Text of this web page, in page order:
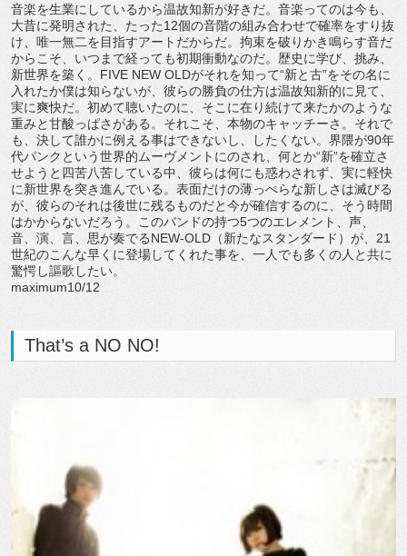
音楽を生業にしているから温故知新が好きだ。音楽ってのは今も、
大昔に発明された、たった12個の音階の組み合わせで確率をすり抜
け、唯一無二を目指すアートだからだ。拘束を破りかき鳴らす音だ
からこそ、いつまで経っても初期衝動なのだ。歴史に学び、挑み、
新世界を築く。FIVE NEW OLDがそれを知って“新と古”をその名に
入れたか僕は知らないが、彼らの勝負の仕方は温故知新的に見て、
実に爽快だ。初めて聴いたのに、そこに在り続けて来たかのような
重みと甘酸っぱさがある。それこそ、本物のキャッチーさ。それで
も、決して誰かに例える事はできないし、したくない。界隈が90年
代パンクという世界的ムーヴメントにのされ、何とか“新”を確立さ
せようと四苦八苦している中、彼らは何にも惑わされず、実に軽快
に新世界を突き進んでいる。表面だけの薄っぺらな新しさは滅びる
が、彼らのそれは後世に残るものだと今が確信するのに、そう時間
はかからないだろう。このバンドの持つ5つのエレメント、声、
音、演、言、思が奏でるNEW-OLD（新たなスタンダード）が、21
世紀のこんな早くに登場してくれた事を、一人でも多くの人と共に
驚愕し謳歌したい。
maximum10/12
That’s a NO NO!